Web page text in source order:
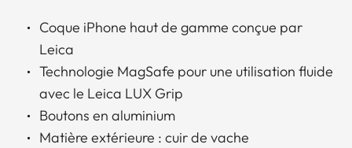
Coque iPhone haut de gamme conçue par
Leica
Technologie MagSafe pour une utilisation fluide
avec le Leica LUX Grip
Boutons en aluminium
Matière extérieure : cuir de vache